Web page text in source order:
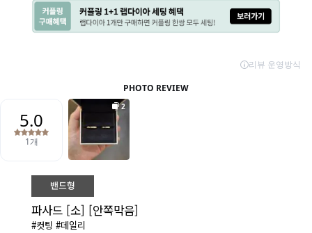
파사드 [소] [안쪽막음]
#컷팅 #데일리